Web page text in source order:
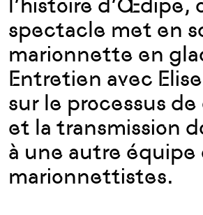
spectacle met en
marionnette en
Entretien avec
sur le processus
et la transmission
à une autre équipe
marionnettistes.